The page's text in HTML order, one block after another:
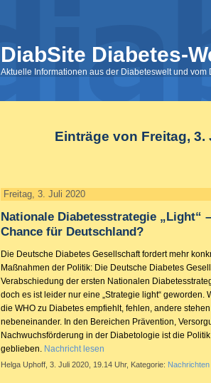
DiabSite Diabetes-
Aktuelle Informationen aus der Diabeteswelt und vom
Einträge von Freitag, 3.
Freitag, 3. Juli 2020
Nationale Diabetesstrategie „Light“
Chance für Deutschland?
Die Deutsche Diabetes Gesellschaft fordert mehr
Maßnahmen der Politik: Die Deutsche Diabetes
Verabschiedung der ersten Nationalen
doch es ist leider nur eine „Strategie light“ geworden.
die WHO zu Diabetes empfiehlt, fehlen, andere
nebeneinander. In den Bereichen Prävention,
Nachwuchsförderung in der Diabetologie ist die
geblieben. Nachricht lesen
Helga Uphoff, 3. Juli 2020, 19.14 Uhr, Kategorie: Nachrichten